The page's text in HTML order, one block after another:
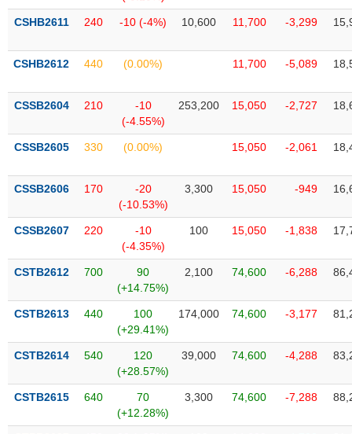
CSHB2611 240 -10 (-4%) 10,600 11,700 -3,299
CSHB2612 440 (0.00%) 11,700 -5,089
CSSB2604 210
-10
(-4.55%)
253,200 15,050 -2,727
CSSB2605 330 (0.00%) 15,050 -2,061
CSSB2606 170
-20
(-10.53%)
3,300 15,050 -949
CSSB2607 220
-10
(-4.35%)
100 15,050 -1,838
CSTB2612 700
90
(+14.75%)
2,100 74,600 -6,288
CSTB2613 440
100
(+29.41%)
174,000 74,600 -3,177
CSTB2614 540
120
(+28.57%)
39,000 74,600 -4,288
CSTB2615 640
70
(+12.28%)
3,300 74,600 -7,288
TIỆN
ĐỘNG
SẢN
Mã
khoán
(-)
Tất cả Cổ phiếu Chỉ số Chứng chỉ quỹ Chứng
Lãnh
đạo
Tất cả Người nội bộ Người liên quan Cổ đông lớn